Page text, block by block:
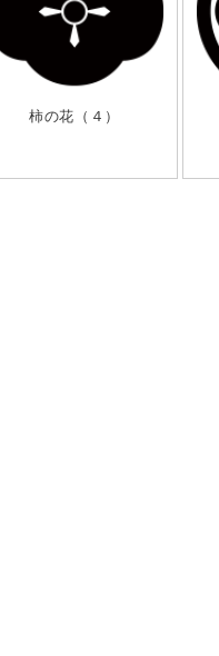
柿の花（４）